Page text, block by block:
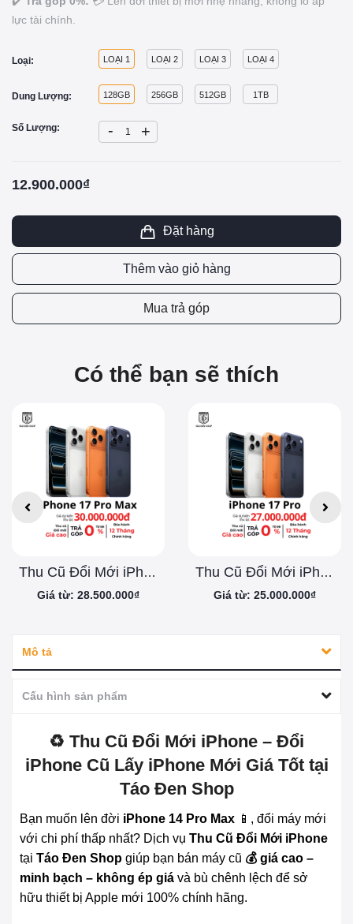
lực tài chính.
Loại: LOẠI 1 LOẠI 2 LOẠI 3 LOẠI 4
Dung Lượng: 128GB 256GB 512GB 1TB
Số Lượng: - +
12.900.000₫
Đặt hàng
Thêm vào giỏ hàng
Mua trả góp
Có thể bạn sẽ thích
Thu Cũ Đổi Mới iPhone 17 Pro Max
Giá từ: 28.500.000₫
Thu Cũ Đổi Mới iPhone 17 Pro
Giá từ: 25.000.000₫
Mô tả
Cấu hình sản phẩm
♻️ Thu Cũ Đổi Mới iPhone – Đổi
iPhone Cũ Lấy iPhone Mới Giá Tốt tại
Táo Đen Shop
Bạn muốn lên đời iPhone 14 Pro Max 📱, đổi máy mới
với chi phí thấp nhất? Dịch vụ Thu Cũ Đổi Mới iPhone
tại Táo Đen Shop giúp bạn bán máy cũ 💰 giá cao –
minh bạch – không ép giá và bù chênh lệch để sở
hữu thiết bị Apple mới 100% chính hãng.